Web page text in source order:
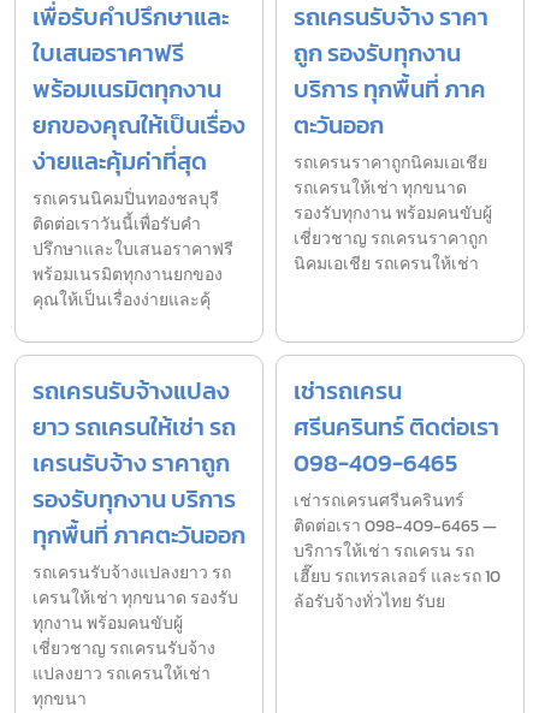
เพื่อรับคำปรึกษาและ
ใบเสนอราคาฟรี
พร้อมเนรมิตทุกงาน
ยกของคุณให้เป็นเรื่อง
ง่ายและคุ้มค่าที่สุด
รถเครนนิคมปิ่นทองชลบุรี
ติดต่อเราวันนี้เพื่อรับคำ
ปรึกษาและใบเสนอราคาฟรี
พร้อมเนรมิตทุกงานยกของ
คุณให้เป็นเรื่องง่ายและคุ้
รถเครนรับจ้าง ราคา
ถูก รองรับทุกงาน
บริการ ทุกพื้นที่ ภาค
ตะวันออก
รถเครนราคาถูกนิคมเอเชีย
รถเครนให้เช่า ทุกขนาด
รองรับทุกงาน พร้อมคนขับผู้
เชี่ยวชาญ รถเครนราคาถูก
นิคมเอเชีย รถเครนให้เช่า
รถเครนรับจ้างแปลง
ยาว รถเครนให้เช่า รถ
เครนรับจ้าง ราคาถูก
รองรับทุกงาน บริการ
ทุกพื้นที่ ภาคตะวันออก
รถเครนรับจ้างแปลงยาว รถ
เครนให้เช่า ทุกขนาด รองรับ
ทุกงาน พร้อมคนขับผู้
เชี่ยวชาญ รถเครนรับจ้าง
แปลงยาว รถเครนให้เช่า
ทุกขนา
เช่ารถเครน
ศรีนครินทร์ ติดต่อเรา
098-409-6465
เช่ารถเครนศรีนครินทร์
ติดต่อเรา 098-409-6465 —
บริการให้เช่า รถเครน รถ
เฮี๊ยบ รถเทรลเลอร์ และรถ 10
ล้อรับจ้างทั่วไทย รับย